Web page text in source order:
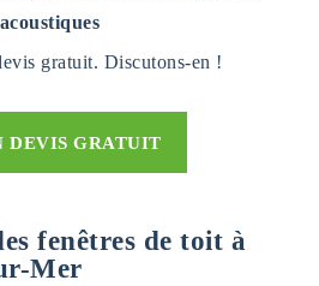
gratuit. Discutons-en !
DEVIS GRATUIT
fenêtres de toit à
Mer